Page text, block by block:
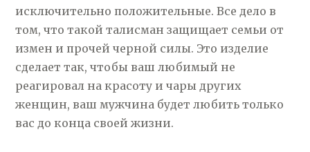
исключительно положительные. Все дело в
том, что такой талисман защищает семьи от
измен и прочей черной силы. Это изделие
сделает так, чтобы ваш любимый не
реагировал на красоту и чары других
женщин, ваш мужчина будет любить только
вас до конца своей жизни.